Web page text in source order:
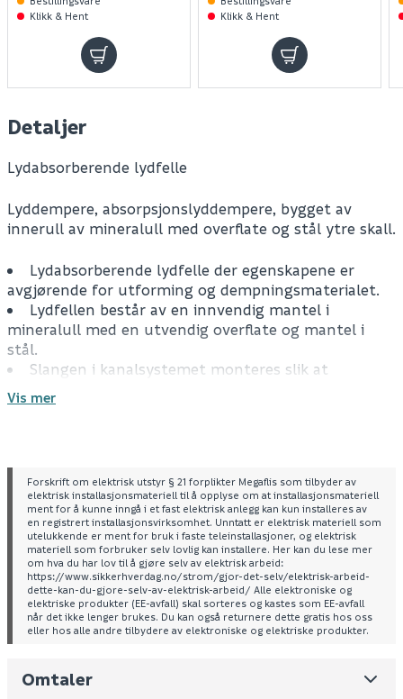
Klikk & Hent
Klikk & Hent
Detaljer
Lydabsorberende lydfelle
Lyddempere, absorpsjonslyddempere, bygget av
innerull av mineralull med overflate og stål ytre skall.
Lydabsorberende lydfelle der egenskapene er
avgjørende for utforming og dempningsmaterialet.
Lydfellen består av en innvendig mantel i
mineralull med en utvendig overflate og mantel i
stål.
Slangen i kanalsystemet monteres slik at
kondensvann ikke samler seg i lydfellen.
Vis mer
Forskrift om elektrisk utstyr § 21 forplikter Megaflis som tilbyder av
elektrisk installasjonsmateriell til å opplyse om at installasjonsmateriell
ment for å kunne inngå i et fast elektrisk anlegg kan kun installeres av
en registrert installasjonsvirksomhet. Unntatt er elektrisk materiell som
utelukkende er ment for bruk i faste teleinstallasjoner, og elektrisk
materiell som forbruker selv lovlig kan installere. Her kan du lese mer
om hva du har lov til å gjøre selv av elektrisk arbeid:
https://www.sikkerhverdag.no/strom/gjor-det-selv/elektrisk-arbeid-
dette-kan-du-gjore-selv-av-elektrisk-arbeid/ Alle elektroniske og
elektriske produkter (EE-avfall) skal sorteres og kastes som EE-avfall
når det ikke lenger brukes. Du kan også returnere dette gratis hos oss
eller hos alle andre tilbydere av elektroniske og elektriske produkter.
Omtaler
Leverandørens varenummer 116747